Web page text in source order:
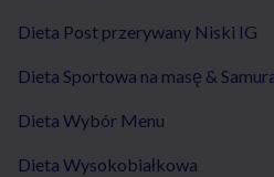
Dieta Post przerywany Niski IG
Dieta Sportowa na masę &
Dieta Wybór Menu
Dieta Wysokobiałkowa